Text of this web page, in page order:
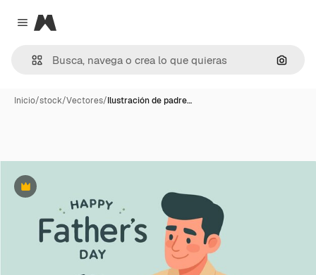
Close menu
Magnific
Inicio/stock/Vectores/Ilustración de padre…
Premium